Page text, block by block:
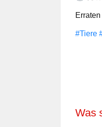
#Tiere
Was